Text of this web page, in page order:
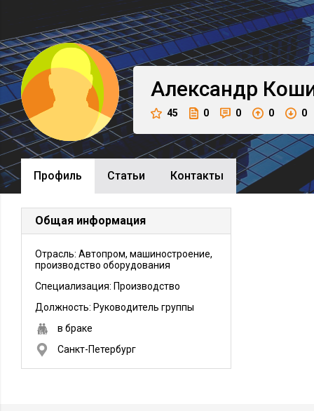
Александр
45 0 0 0 0
Профиль Cтатьи Контакты
Общая информация
Отрасль: Автопром, машиностроение,
производство оборудования
Специализация: Производство
Должность: Руководитель группы
в браке
Санкт-Петербург